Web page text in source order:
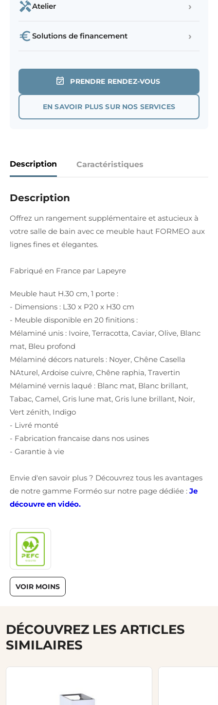
Atelier ›
Solutions de financement ›
PRENDRE RENDEZ-VOUS
EN SAVOIR PLUS SUR NOS SERVICES
Description Caractéristiques
Description
Offrez un rangement supplémentaire et astucieux à
votre salle de bain avec ce meuble haut FORMEO aux
lignes fines et élegantes.
Fabriqué en France par Lapeyre
Meuble haut H.30 cm, 1 porte :
- Dimensions : L30 x P20 x H30 cm
- Meuble disponible en 20 finitions :
Mélaminé unis : Ivoire, Terracotta, Caviar, Olive, Blanc
mat, Bleu profond
Mélaminé décors naturels : Noyer, Chêne Casella
NAturel, Ardoise cuivre, Chêne raphia, Travertin
Mélaminé vernis laqué : Blanc mat, Blanc brillant,
Tabac, Camel, Gris lune mat, Gris lune brillant, Noir,
Vert zénith, Indigo
- Livré monté
- Fabrication francaise dans nos usines
- Garantie à vie
Envie d'en savoir plus ? Découvrez tous les avantages
de notre gamme Forméo sur notre page dédiée : Je
découvre en vidéo.
VOIR MOINS
DÉCOUVREZ LES ARTICLES
SIMILAIRES